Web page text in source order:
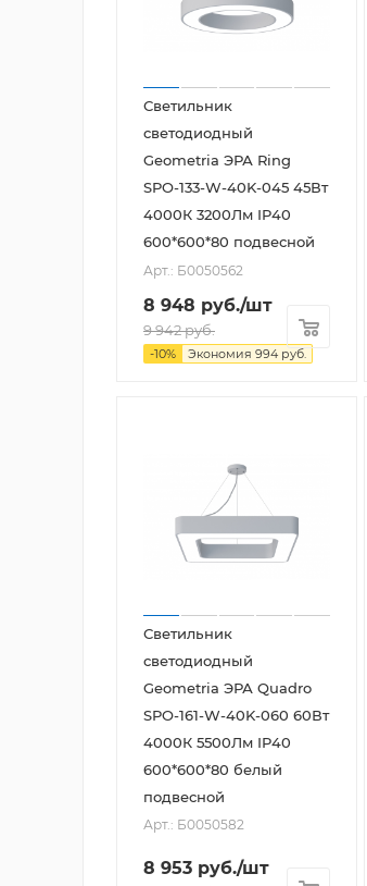
Светильник
светодиодный
Geometria ЭРА Ring
SPO-133-W-40K-045 45Вт
4000К 3200Лм IP40
600*600*80 подвесной
Арт.: Б0050562
8 948 руб./шт
9 942руб.
-10% Экономия 994 руб.
Светильник
светодиодный
Geometria ЭРА Quadro
SPO-161-W-40K-060 60Вт
4000К 5500Лм IP40
600*600*80 белый
подвесной
Арт.: Б0050582
8 953 руб./шт